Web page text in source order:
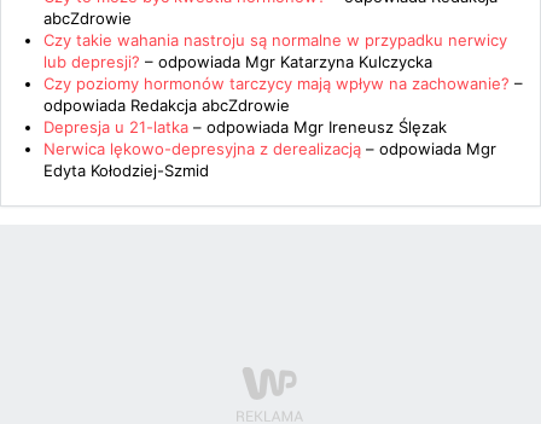
abcZdrowie
Czy takie wahania nastroju są normalne w przypadku nerwicy
lub depresji? – odpowiada Mgr Katarzyna Kulczycka
Czy poziomy hormonów tarczycy mają wpływ na zachowanie? –
odpowiada Redakcja abcZdrowie
Depresja u 21-latka – odpowiada Mgr Ireneusz Ślęzak
Nerwica lękowo-depresyjna z derealizacją – odpowiada Mgr
Edyta Kołodziej-Szmid